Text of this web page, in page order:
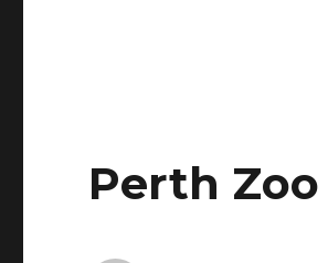
Perth Zoo